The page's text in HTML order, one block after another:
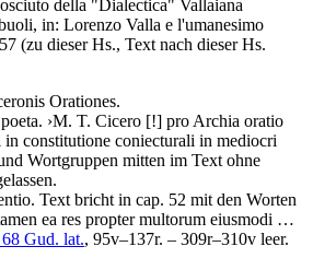
della "Dialectica" Vallaiana
in: Lorenzo Valla e l'umanesimo
(zu dieser Hs., Text nach dieser Hs.
Orationes.
. ›M. T. Cicero [!] pro Archia oratio
constitutione coniecturali in mediocri
Wortgruppen mitten im Text ohne
. Text bricht in cap. 52 mit den Worten
ea res propter multorum eiusmodi …
Gud. lat., 95v–137r. – 309r–310v leer.